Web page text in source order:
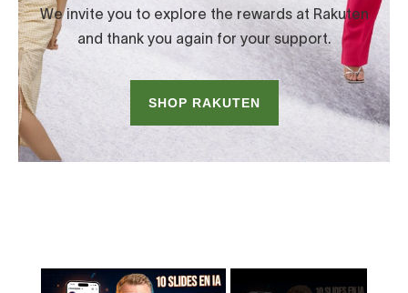
×